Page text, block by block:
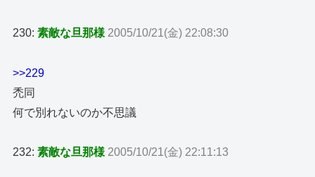
230:素敵な旦那様 2005/10/21(金) 22:08:30
>>229
禿同
何で別れないのか不思議
232:素敵な旦那様 2005/10/21(金) 22:11:13